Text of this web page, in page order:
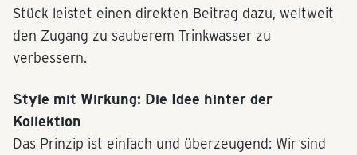
Stück leistet einen direkten Beitrag dazu, weltweit
den Zugang zu sauberem Trinkwasser zu
verbessern.
Style mit Wirkung: Die Idee hinter der
Kollektion
Das Prinzip ist einfach und überzeugend: Wir sind